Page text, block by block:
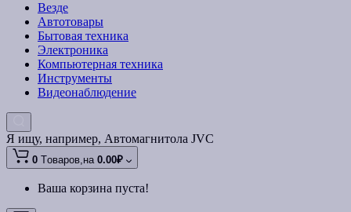
Везде
Автотовары
Бытовая техника
Электроника
Компьютерная техника
Инструменты
Видеонаблюдение
Я ищу, например, Автомагнитола JVC
0 Tоваров,на 0.00₽
Ваша корзина пуста!